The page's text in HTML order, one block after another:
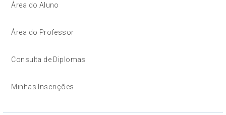
Área do Aluno
Área do Professor
Consulta de Diplomas
Minhas Inscrições